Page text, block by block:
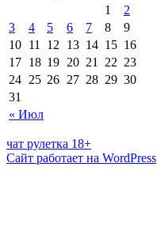
« Июл
1
2
3
4 5 6 7 8
9
10 11 12 13 14 15 16
17 18 19 20 21 22 23
24 25 26 27 28 29 30
31
чат рулетка 18+
Сайт работает на WordPress